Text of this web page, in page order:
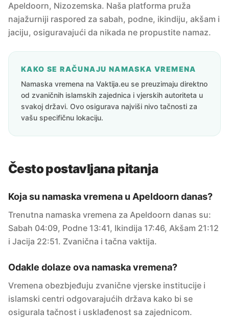
Apeldoorn, Nizozemska. Naša platforma pruža
najažurniji raspored za sabah, podne, ikindiju, akšam i
jaciju, osiguravajući da nikada ne propustite namaz.
KAKO SE RAČUNAJU NAMASKA VREMENA
Namaska vremena na Vaktija.eu se preuzimaju direktno
od zvaničnih islamskih zajednica i vjerskih autoriteta u
svakoj državi. Ovo osigurava najviši nivo tačnosti za
vašu specifičnu lokaciju.
Često postavljana pitanja
Koja su namaska vremena u Apeldoorn danas?
Trenutna namaska vremena za Apeldoorn danas su:
Sabah 04:09, Podne 13:41, Ikindija 17:46, Akšam 21:12
i Jacija 22:51. Zvanična i tačna vaktija.
Odakle dolaze ova namaska vremena?
Vremena obezbjeđuju zvanične vjerske institucije i
islamski centri odgovarajućih država kako bi se
osigurala tačnost i usklađenost sa zajednicom.